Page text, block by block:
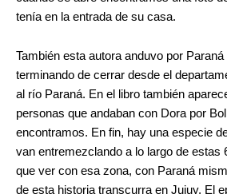
tenía en la entrada de su casa.
También esta autora anduvo por
terminando de cerrar desde el
al río Paraná. En el libro también
personas que andaban con Dora por
encontramos. En fin, hay una especie
van entremezclando a lo largo de estas
que ver con esa zona, con Paraná
de esta historia transcurra en Jujuy. El